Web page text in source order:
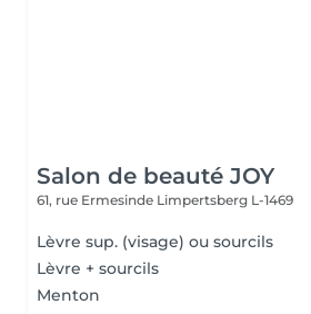
Salon de beauté JOY
61, rue Ermesinde Limpertsberg L-1469
Lèvre sup. (visage) ou sourcils
Lèvre + sourcils
Menton